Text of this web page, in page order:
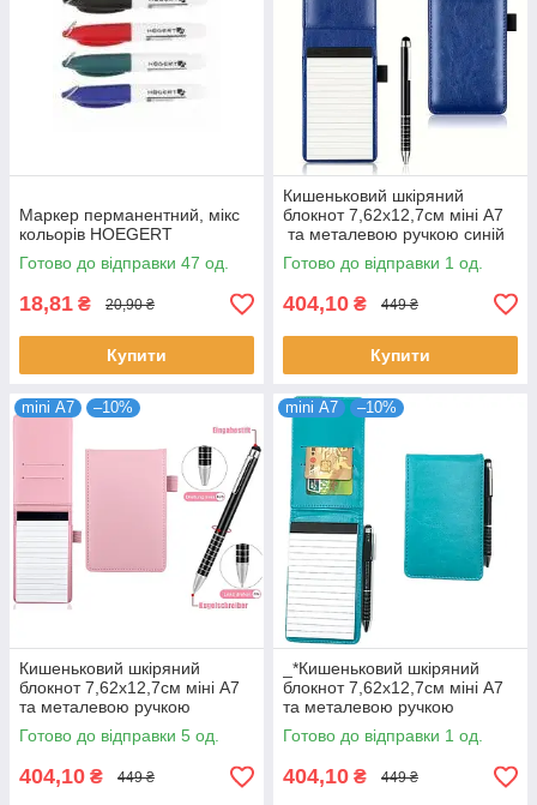
Маркер перманентний, мікс
кольорів HOEGERT
Готово до відправки 47 од.
18,81 ₴ 20,90 ₴
Купити
Кишеньковий шкіряний
блокнот 7,62x12,7см міні А7
та металевою ручкою синій
Готово до відправки 1 од.
404,10 ₴ 449 ₴
Купити
mini А7 –10%
Кишеньковий шкіряний
блокнот 7,62x12,7см міні А7
та металевою ручкою
рожевий
Готово до відправки 5 од.
404,10 ₴ 449 ₴
mini А7 –10%
_*Кишеньковий шкіряний
блокнот 7,62x12,7см міні А7
та металевою ручкою
зелений
Готово до відправки 1 од.
404,10 ₴ 449 ₴